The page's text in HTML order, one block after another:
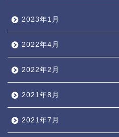
2023年1月
2022年4月
2022年2月
2021年8月
2021年7月